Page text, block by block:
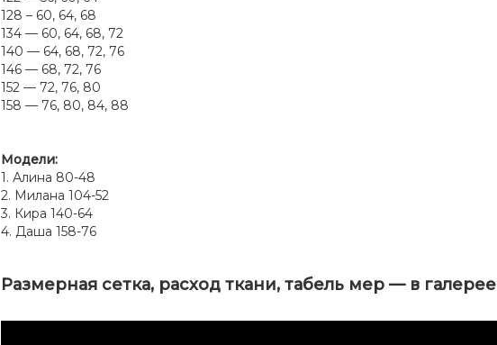
128 – 60, 64, 68
134 — 60, 64, 68, 72
140 — 64, 68, 72, 76
146 — 68, 72, 76
152 — 72, 76, 80
158 — 76, 80, 84, 88
Модели:
1. Алина 80-48
2. Милана 104-52
3. Кира 140-64
4. Даша 158-76
Размерная сетка, расход ткани, табель мер — в галерее